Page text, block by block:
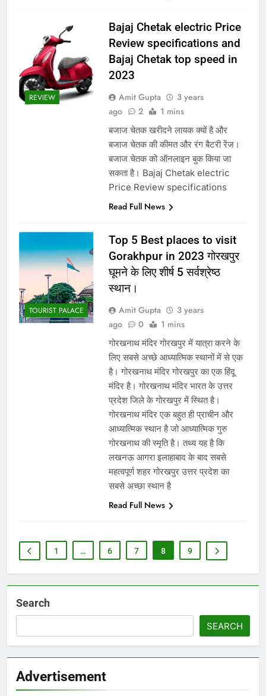
REVIEW
Bajaj Chetak electric Price
Review specifications and
Bajaj Chetak top speed in
2023
Amit Gupta
3 years
ago
2 1 mins
बजाज चेतक खरीदने लायक क्यों है और
बजाज चेतक की कीमत और रंग बैटरी रेंज।
बजाज चेतक को ऑनलाइन बुक किया जा
सकता है। Bajaj Chetak electric
Price Review specifications
Read Full News
TOURIST PALACE
Top 5 Best places to visit
Gorakhpur in 2023 गोरखपुर
घूमने के लिए शीर्ष 5 सर्वश्रेष्ठ
स्थान।
Amit Gupta
3 years
ago
0 1 mins
गोरखनाथ मंदिर गोरखपुर में यात्रा करने के
लिए सबसे अच्छे आध्यात्मिक स्थानों में से एक
है। गोरखनाथ मंदिर गोरखपुर का एक हिंदू
मंदिर है। गोरखनाथ मंदिर भारत के उत्तर
प्रदेश जिले के गोरखपुर में स्थित है।
गोरखनाथ मंदिर एक बहुत ही प्राचीन और
आध्यात्मिक स्थान है जो आध्यात्मिक गुरु
गोरखनाथ की स्मृति है। तथ्य यह है कि
लखनऊ आगरा इलाहाबाद के बाद सबसे
महत्वपूर्ण शहर गोरखपुर उत्तर प्रदेश का
सबसे अच्छा स्थान है
Read Full News
1 … 6 7 8 9
Search
SEARCH
Advertisement